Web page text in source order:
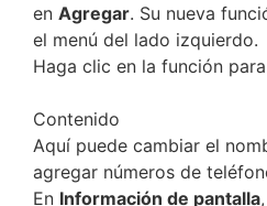
en Agregar. Su nueva
el menú del lado izquierdo.
Haga clic en la función
Contenido
Aquí puede cambiar el
agregar números de
En Información de pantalla